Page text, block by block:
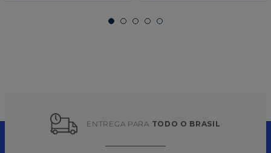
ENTREGA PARA TODO O BRASIL